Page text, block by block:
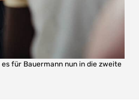
es für Bauermann nun in die zweite